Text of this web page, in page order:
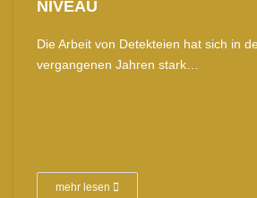
NIVEAU
Die Arbeit von Detekteien hat sich in
vergangenen Jahren stark…
mehr lesen